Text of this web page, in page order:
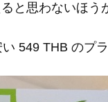
と思わないほう
549 THB のプラ